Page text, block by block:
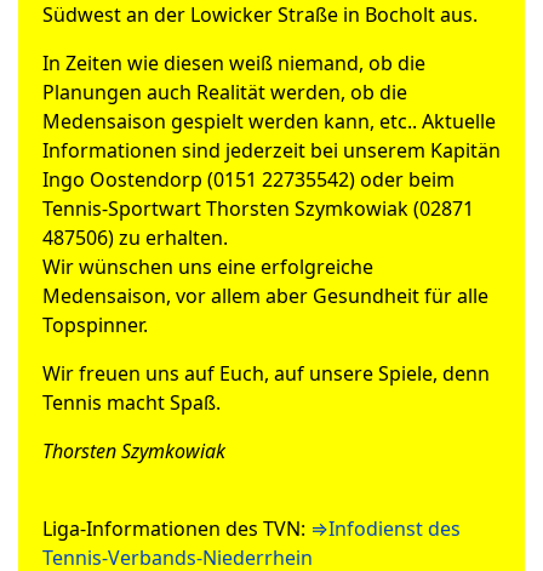
Südwest an der Lowicker Straße in Bocholt aus.
In Zeiten wie diesen weiß niemand, ob die
Planungen auch Realität werden, ob die
Medensaison gespielt werden kann, etc.. Aktuelle
Informationen sind jederzeit bei unserem Kapitän
Ingo Oostendorp (0151 22735542) oder beim
Tennis-Sportwart Thorsten Szymkowiak (02871
487506) zu erhalten.
Wir wünschen uns eine erfolgreiche
Medensaison, vor allem aber Gesundheit für alle
Topspinner.
Wir freuen uns auf Euch, auf unsere Spiele, denn
Tennis macht Spaß.
Thorsten Szymkowiak
Liga-Informationen des TVN: ⇒Infodienst des
Tennis-Verbands-Niederrhein